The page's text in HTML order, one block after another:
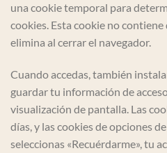
una cookie temporal para
cookies. Esta cookie no
elimina al cerrar el navegador.
Cuando accedas, también
guardar tu información de
visualización de pantalla. Las
días, y las cookies de opciones
seleccionas «Recuérdarme», tu